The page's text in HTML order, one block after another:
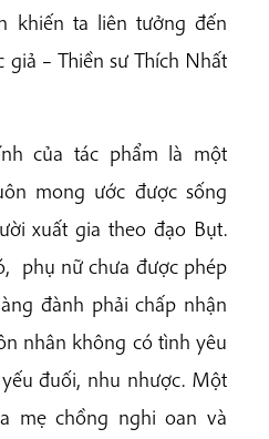
khiến ta liên tưởng đến
giả – Thiền sư Thích Nhất
của tác phẩm là một
mong ước được sống
xuất gia theo đạo Bụt.
phụ nữ chưa được phép
đành phải chấp nhận
nhân không có tình yêu
đuối, nhu nhược. Một
mẹ chồng nghi oan và